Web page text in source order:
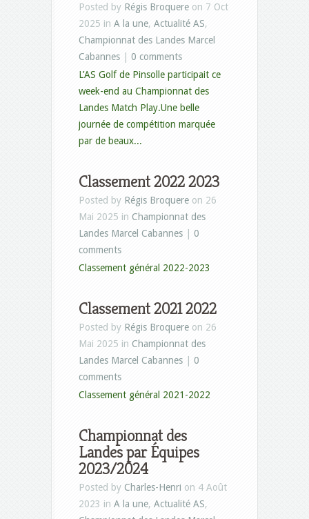
Posted by Régis Broquere on 7 Oct
2025 in A la une, Actualité AS,
Championnat des Landes Marcel
Cabannes
0 comments
L’AS Golf de Pinsolle participait ce
week-end au Championnat des
Landes Match Play.Une belle
journée de compétition marquée
par de beaux...
Classement 2022 2023
Posted by Régis Broquere on 26
Mai 2025 in Championnat des
Landes Marcel Cabannes
0
comments
Classement général 2022-2023
Classement 2021 2022
Posted by Régis Broquere on 26
Mai 2025 in Championnat des
Landes Marcel Cabannes
0
comments
Classement général 2021-2022
Championnat des
Landes par Équipes
2023/2024
Posted by Charles-Henri on 4 Août
2023 in A la une, Actualité AS,